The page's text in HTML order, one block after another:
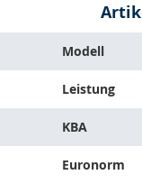
Modell
Leistung
KBA
Euronorm